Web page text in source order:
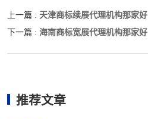
上一篇 : 天津商标续展代理机构那家好
下一篇 : 海南商标宽展代理机构那家好
推荐文章